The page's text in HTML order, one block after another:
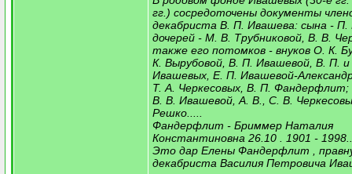
гг.) сосредоточены документы
декабриста В. П. Ивашева: сына - П.
дочерей - М. В. Трубниковой, В. В.
также его потомков - внуков О. К.
К. Вырубовой, В. П. Ивашевой, В. П. и
Ивашевых, Е. П. Ивашевой-
Т. А. Черкесовых, В. П. Фандерфлит;
В. В. Ивашевой, А. В., С. В.
Решко.....
Фандерфлит - Бриммер Наталия
Константиновна 26.10 . 1901 -
Это дар Елены Фандерфлит ,
декабриста Василия Петровича